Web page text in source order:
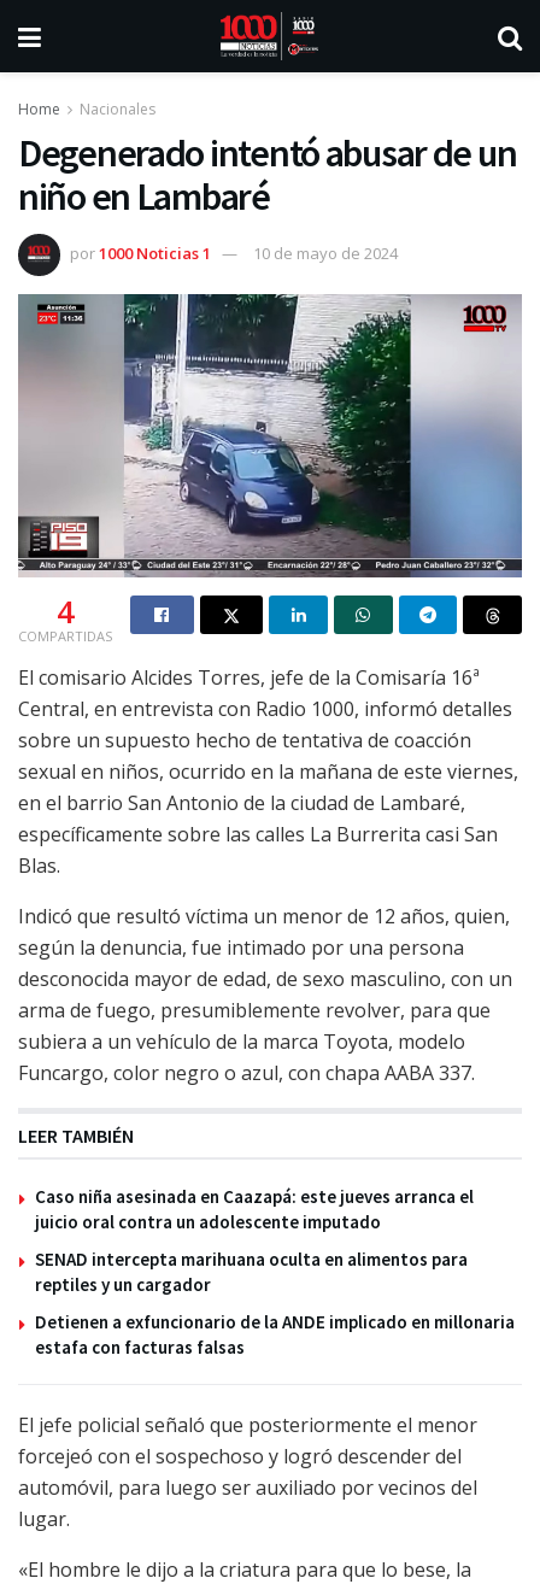
Home Nacionales
Degenerado intentó abusar de un
niño en Lambaré
por1000 Noticias 1 10 de mayo de 2024
4
COMPARTIDAS
El comisario Alcides Torres, jefe de la Comisaría 16ª
Central, en entrevista con Radio 1000, informó detalles
sobre un supuesto hecho de tentativa de coacción
sexual en niños, ocurrido en la mañana de este viernes,
en el barrio San Antonio de la ciudad de Lambaré,
específicamente sobre las calles La Burrerita casi San
Blas.
Indicó que resultó víctima un menor de 12 años, quien,
según la denuncia, fue intimado por una persona
desconocida mayor de edad, de sexo masculino, con un
arma de fuego, presumiblemente revolver, para que
subiera a un vehículo de la marca Toyota, modelo
Funcargo, color negro o azul, con chapa AABA 337.
LEER TAMBIÉN
Caso niña asesinada en Caazapá: este jueves arranca el
juicio oral contra un adolescente imputado
SENAD intercepta marihuana oculta en alimentos para
reptiles y un cargador
Detienen a exfuncionario de la ANDE implicado en millonaria
estafa con facturas falsas
El jefe policial señaló que posteriormente el menor
forcejeó con el sospechoso y logró descender del
automóvil, para luego ser auxiliado por vecinos del
lugar.
«El hombre le dijo a la criatura para que lo bese, la